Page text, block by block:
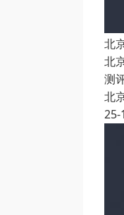
北
北
测
北
25-